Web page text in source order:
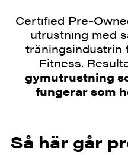
Certified Pre-
utrustning med
träningsindustrin
Fitness.
gymutrustning
fungerar som
Så här går